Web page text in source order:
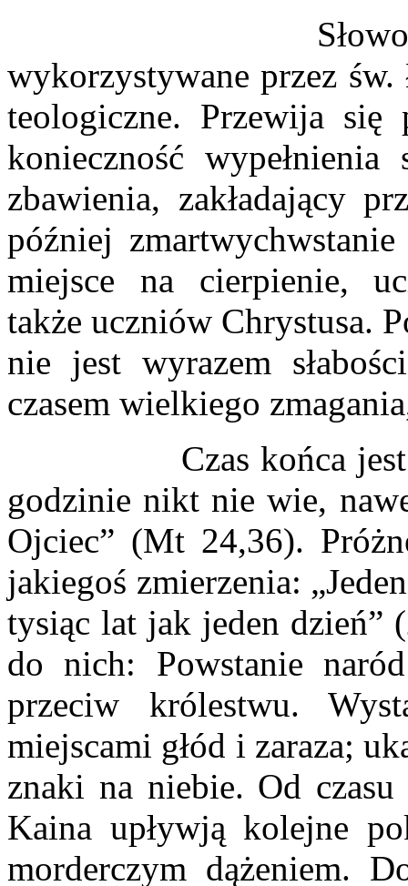
Słowo „musi”
wykorzystywane przez św.
teologiczne. Przewija się
konieczność
zbawienia, zakładający
później
miejsce na cierpienie,
także uczniów Chrystusa.
nie jest wyrazem
czasem wielkiego
Czas końca jest
godzinie nikt nie wie,
Ojciec” (Mt 24,36).
jakiegoś zmierzenia:
tysiąc lat jak jeden dzień”
do nich: Powstanie
przeciw królestwu.
miejscami głód i zaraza;
znaki na niebie. Od
Kaina upływją kolejne
morderczym dążeniem.